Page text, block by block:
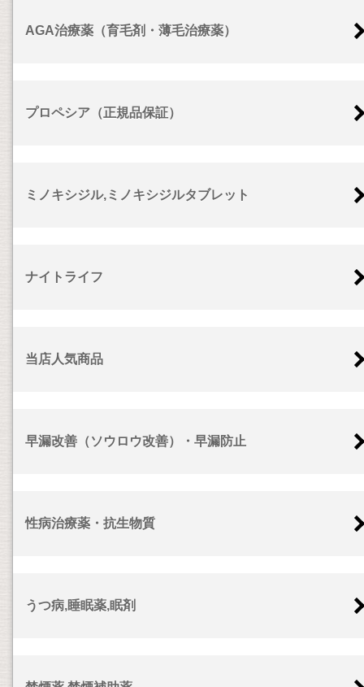
AGA治療薬（育毛剤・薄毛治療薬）
プロペシア（正規品保証）
ミノキシジル,ミノキシジルタブレット
ナイトライフ
当店人気商品
早漏改善（ソウロウ改善）・早漏防止
性病治療薬・抗生物質
うつ病,睡眠薬,眠剤